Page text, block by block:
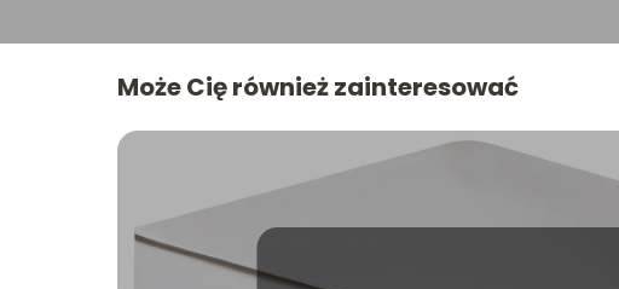
Może Cię również zainteresować